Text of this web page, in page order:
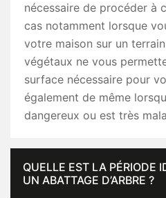
nécessaire de procéder à
cas notamment lorsque
votre maison sur un
végétaux ne vous
surface nécessaire pour
également de même
dangereux ou est très
QUELLE EST LA PÉRIODE
UN ABATTAGE D’ARBRE ?